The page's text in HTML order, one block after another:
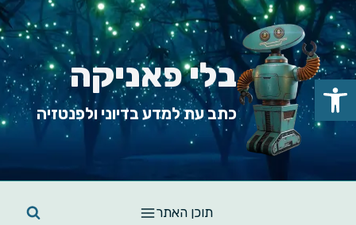
Skip
to
content
בלי פאניקה
כתב עת למדע בדיוני ולפנטזיה
תוכן האתר
פתח סרגל נגישות